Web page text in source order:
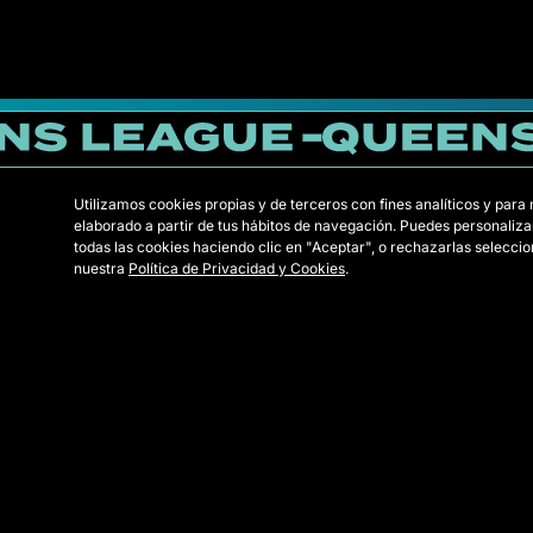
1K
Utilizamos cookies propias y de terceros con fines analíticos y
elaborado a partir de tus hábitos de navegación. Puedes
todas las cookies haciendo clic en "Aceptar", o rechazarlas
nuestra Política de Privacidad y Cookies.